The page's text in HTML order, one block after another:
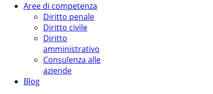
Aree di competenza
Diritto penale
Diritto civile
Diritto
amministrativo
Consulenza alle
aziende
Blog